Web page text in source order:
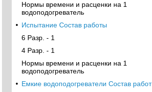
Нормы времени и расценки на 1
водоподогреватель
• Испытание Состав работы
6 Разр. - 1
4 Разр. - 1
Нормы времени и расценки на 1
водоподогреватель
• Емкие водоподогреватели Состав работ